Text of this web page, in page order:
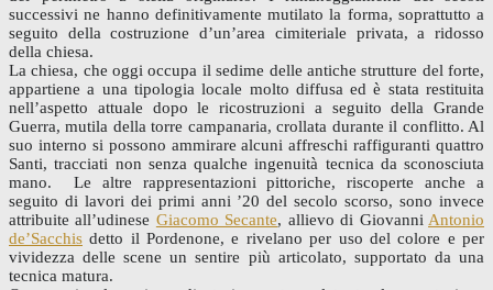
successivi ne hanno definitivamente mutilato la forma, soprattutto a
seguito della costruzione d’un’area cimiteriale privata, a ridosso
della chiesa.
La chiesa, che oggi occupa il sedime delle antiche strutture del forte,
appartiene a una tipologia locale molto diffusa ed è stata restituita
nell’aspetto attuale dopo le ricostruzioni a seguito della Grande
Guerra, mutila della torre campanaria, crollata durante il conflitto. Al
suo interno si possono ammirare alcuni affreschi raffiguranti quattro
Santi, tracciati non senza qualche ingenuità tecnica da sconosciuta
mano. Le altre rappresentazioni pittoriche, riscoperte anche a
seguito di lavori dei primi anni ’20 del secolo scorso, sono invece
attribuite all’udinese Giacomo Secante, allievo di GiovanniAntonio
de’Sacchis detto il Pordenone, e rivelano per uso del colore e per
vividezza delle scene un sentire più articolato, supportato da una
tecnica matura.